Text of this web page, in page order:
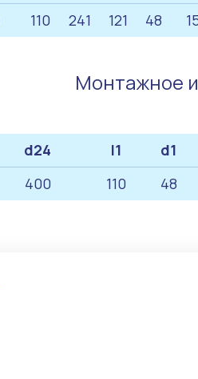
110 241 121 48
Монтажное
d24 l1 d1
400 110 48